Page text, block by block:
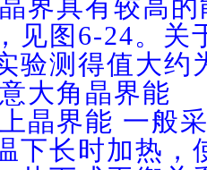
界具有较高的
见图6-24。关
验测得值大约
角晶界能
晶界能 一般
下长时加热，